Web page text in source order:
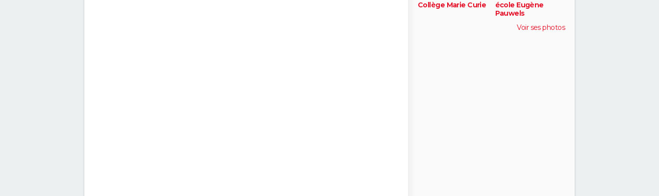
Collège Marie Curie
école Eugène
Pauwels
Voir ses photos